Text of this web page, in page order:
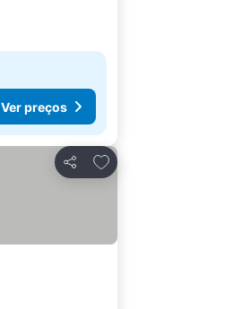
Ver preços
Partilhar
Adicionar aos favoritos